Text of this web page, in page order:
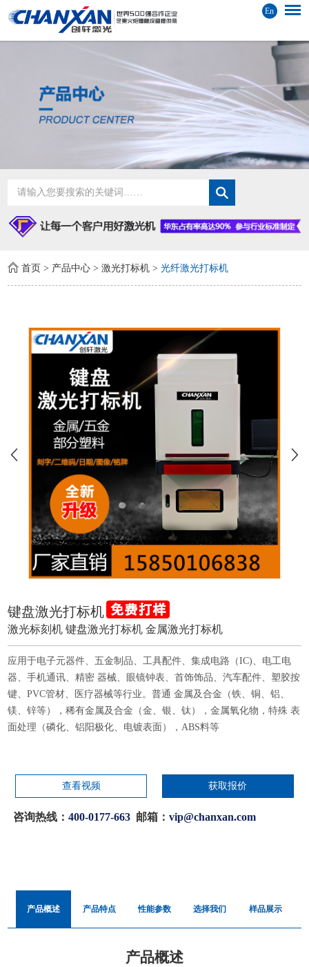
En
首页 > 产品中心 >激光打标机 >光纤激光打标机
键盘激光打标机
激光标刻机 键盘激光打标机 金属激光打标机
应用于电子元器件、五金制品、工具配件、集成电路（IC)、电工电
器、手机通讯、精密 器械、眼镜钟表、首饰饰品、汽车配件、塑胶按
键、PVC管材、医疗器械等行业。普通 金属及合金（铁、铜、铝、
镁、锌等），稀有金属及合金（金、银、钛），金属氧化物，特殊 表
面处理（磷化、铝阳极化、电镀表面），ABS料等
查看视频 获取报价
咨询热线：400-0177-663 邮箱：vip@chanxan.com
产品概述 产品特点 性能参数 选择我们 样品展示
产品概述